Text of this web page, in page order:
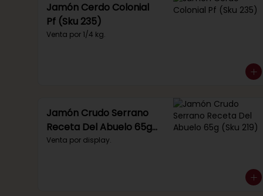
Jamón Cerdo Colonial
Pf (Sku 235)
Venta por 1/4 kg.
Jamón Crudo Serrano
Receta Del Abuelo 65g
(Sku 219)
Venta por display.